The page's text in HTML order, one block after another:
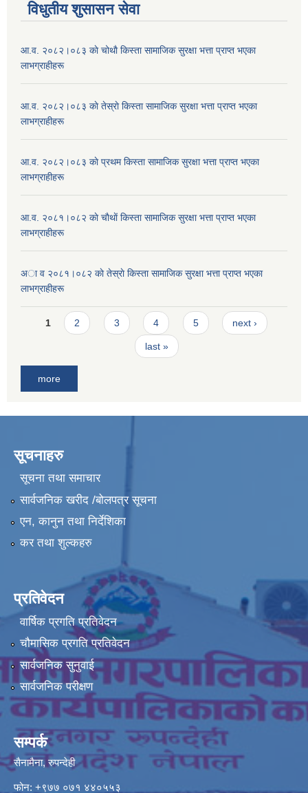
विधुतीय शुसासन सेवा
आ.व. २०८२।०८३ काे चोथाै‌ किस्ता सामाजिक सुरक्षा भत्ता प्राप्त भएका
लाभग्राहीहरू
आ.व. २०८२।०८३ काे तेस्राे किस्ता सामाजिक सुरक्षा भत्ता प्राप्त भएका
लाभग्राहीहरू
आ.व. २०८२।०८३ काे प्रथम किस्ता सामाजिक सुरक्षा भत्ता प्राप्त भएका
लाभग्राहीहरू
आ.व. २०८१।०८२ काे चाैथाें किस्ता सामाजिक सुरक्षा भत्ता प्राप्त भएका
लाभग्राहीहरू
अा व २०८१।०८२ काे तेस्राे किस्ता सामाजिक सुरक्षा भत्ता प्राप्त भएका
लाभग्राहीहरू
Pages
1 2 3 4 5 next ›
last »
more
सूचनाहरु
सूचना तथा समाचार
सार्वजनिक खरीद /बोलपत्र सूचना
एन, कानुन तथा निर्देशिका
कर तथा शुल्कहरु
प्रतिवेदन
वार्षिक प्रगति प्रतिवेदन
चौमासिक प्रगति प्रतिवेदन
सार्वजनिक सुनुवाई
सार्वजनिक परीक्षण
सम्पर्क
सैनामैना, रुपन्देही
फोन: +९७७ ०७१ ४४०५५३